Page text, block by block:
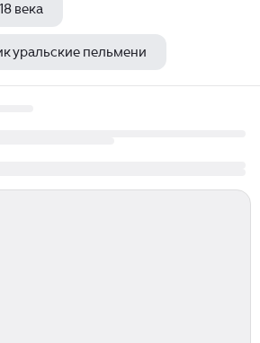
века
уральские пельмени